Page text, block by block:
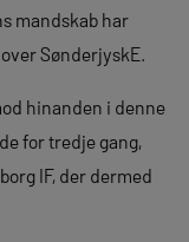
mandskab har
SønderjyskE.
hinanden i denne
for tredje gang,
IF, der dermed